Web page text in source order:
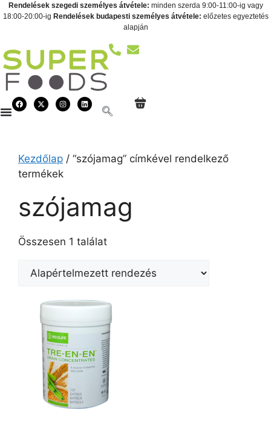
Rendelések szegedi személyes átvétele: minden szerda 9:00-11:00-ig vagy
18:00-20:00-ig Rendelések budapesti személyes átvétele: előzetes egyeztetés
alapján
Kezdőlap / “szójamag” címkével rendelkező
termékek
szójamag
Összesen 1 találat